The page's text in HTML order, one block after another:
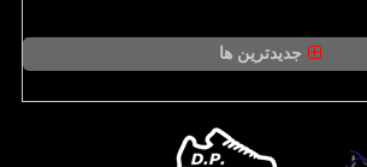
جدیدترین ها